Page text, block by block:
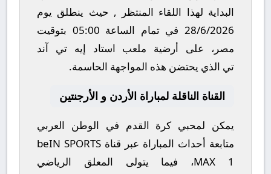
البداية لهذا اللقاء المنتظر , حيث ينطلق يوم
28/6/2026في تمام الساعة 05:00 بتوقيت
مصر، على أرضية ملعب استاد إيه تي آند
تي الذي يحتضن هذه المواجهة الحاسمة.
القناة الناقلة لمباراة الأردن و الأرجنتين
يمكن لمحبي كرة القدم في الوطن العربي
متابعة أحداث المباراة عبر قناة beIN SPORTS
MAX 1، فيما يتولى المعلق الرياضي